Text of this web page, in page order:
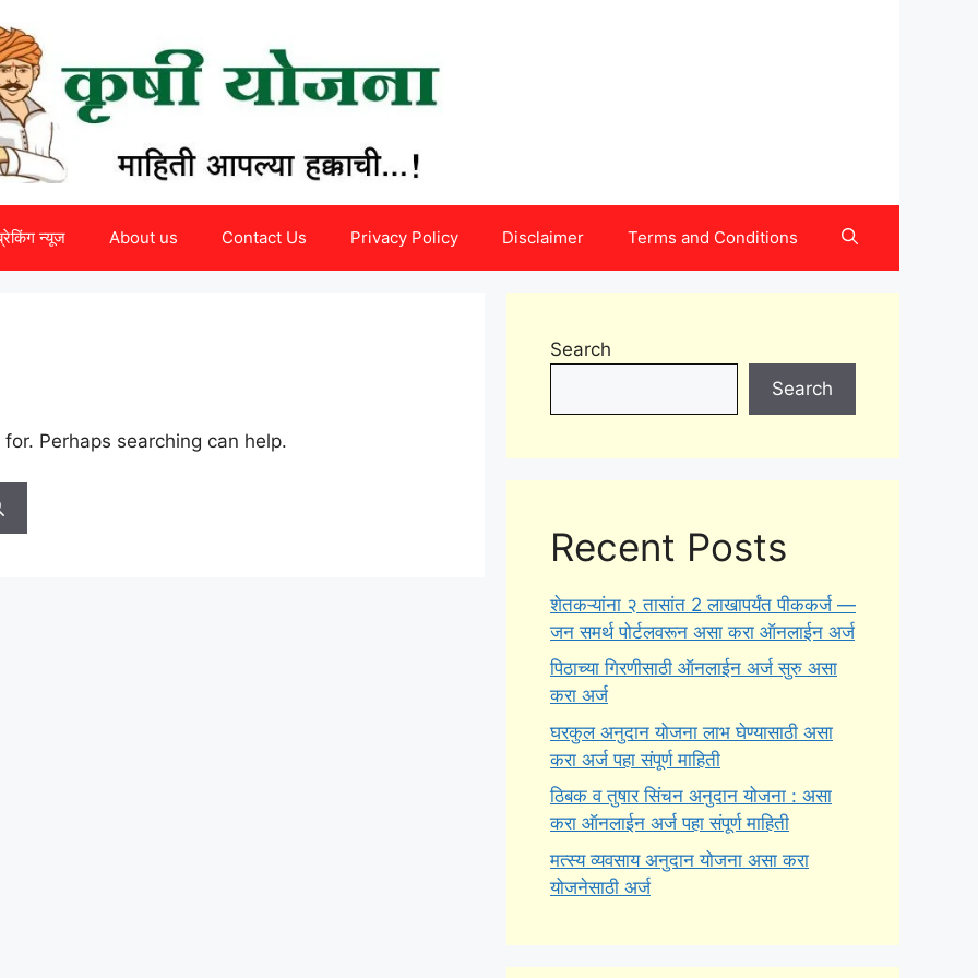
न्यूज About us Contact Us Privacy Policy Disclaimer Terms and Conditions
Perhaps searching can help.
Search
Search
Recent Posts
शेतकऱ्यांना २ तासांत 2 लाखापर्यंत पीककर्ज —
जन समर्थ पोर्टलवरून असा करा ऑनलाईन अर्ज
पिठाच्या गिरणीसाठी ऑनलाईन अर्ज सुरु असा
करा अर्ज
घरकुल अनुदान योजना लाभ घेण्यासाठी असा
करा अर्ज पहा संपूर्ण माहिती
ठिबक व तुषार सिंचन अनुदान योजना : असा
करा ऑनलाईन अर्ज पहा संपूर्ण माहिती
मत्स्य व्यवसाय अनुदान योजना असा करा
योजनेसाठी अर्ज